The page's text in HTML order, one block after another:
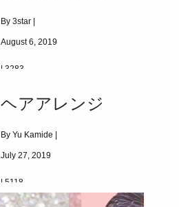
By 3star |
August 6, 2019
| 3283
ヘアアレンジ
By Yu Kamide |
July 27, 2019
| 5118